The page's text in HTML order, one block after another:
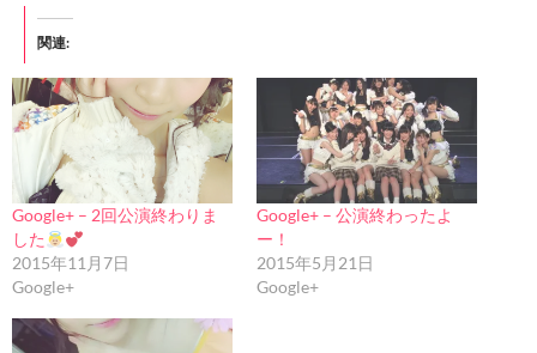
関連
Google+ – 2回公演終わりま
した
2015年11月7日
Google+
Google+ – 公演終わったよ
ー！
2015年5月21日
Google+